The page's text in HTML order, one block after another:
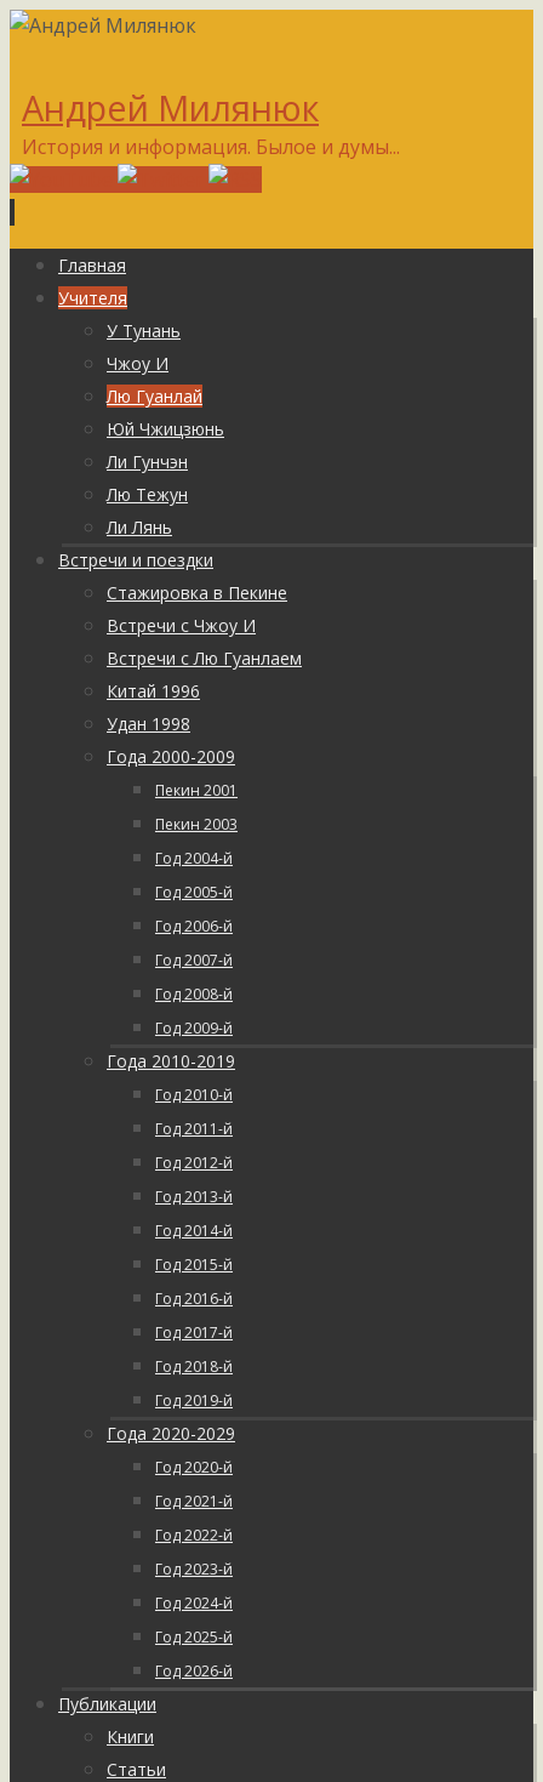
Андрей Милянюк
История и информация. Былое и думы...
Перейти
содержимому
Главная
Учителя
У Тунань
Чжоу И
Лю Гуанлай
Юй Чжицзюнь
Ли Гунчэн
Лю Тежун
Ли Лянь
Встречи и поездки
Стажировка в Пекине
Встречи с Чжоу И
Встречи с Лю Гуанлаем
Китай 1996
Удан 1998
Года 2000-2009
Пекин 2001
Пекин 2003
Год 2004-й
Год 2005-й
Год 2006-й
Год 2007-й
Год 2008-й
Год 2009-й
Года 2010-2019
Год 2010-й
Год 2011-й
Год 2012-й
Год 2013-й
Год 2014-й
Год 2015-й
Год 2016-й
Год 2017-й
Год 2018-й
Год 2019-й
Года 2020-2029
Год 2020-й
Год 2021-й
Год 2022-й
Год 2023-й
Год 2024-й
Год 2025-й
Год 2026-й
Публикации
Книги
Статьи